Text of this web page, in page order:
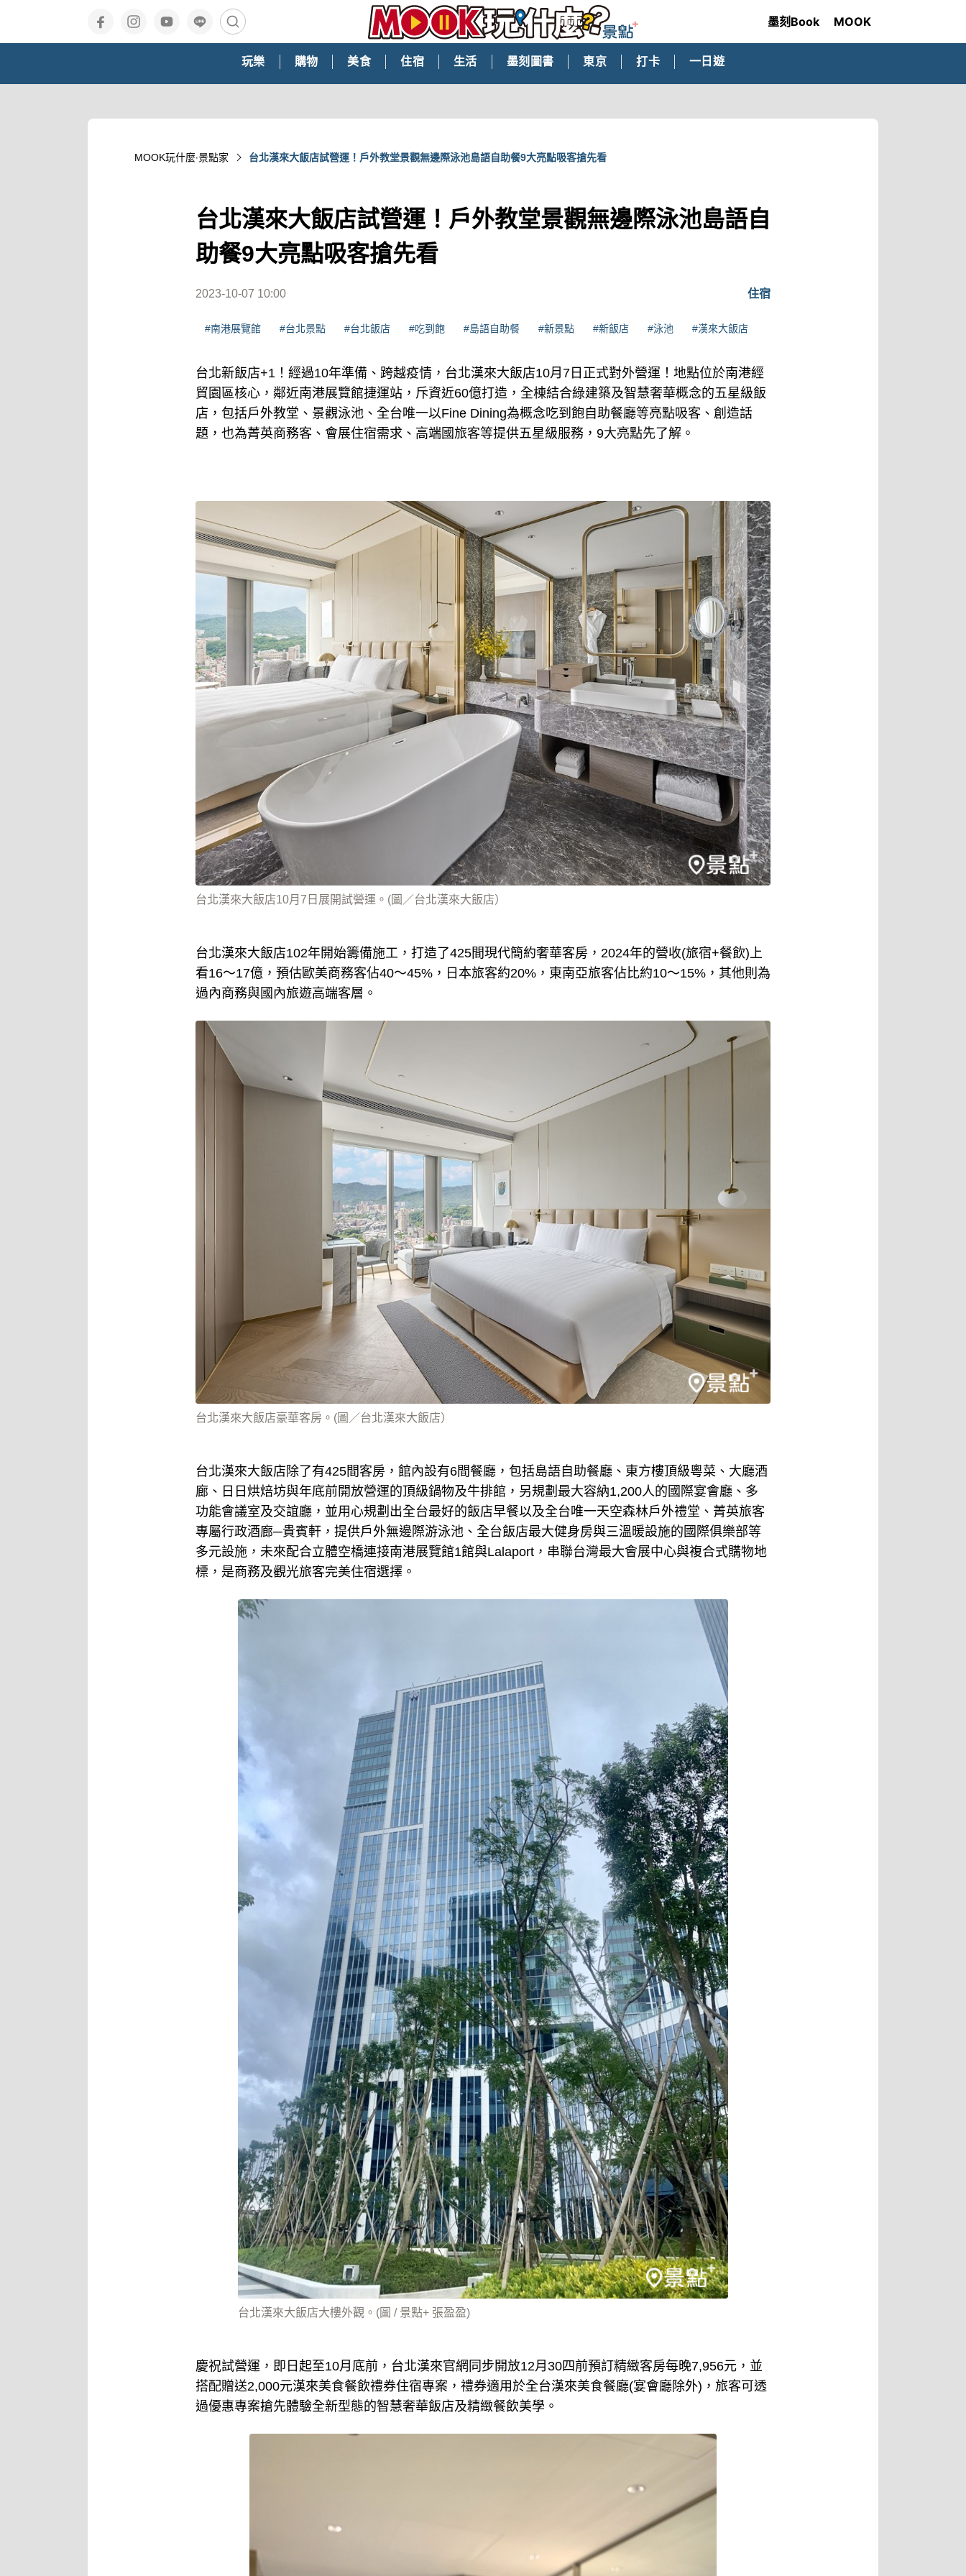
墨刻Book MOOK
玩樂 購物 美食 住宿 生活 墨刻圖書 東京 打卡 一日遊
MOOK玩什麼‧景點家 台北漢來大飯店試營運！戶外教堂景觀無邊際泳池島語自助餐9大亮點吸客搶先看
台北漢來大飯店試營運！戶外教堂景觀無邊際泳池島語自
助餐9大亮點吸客搶先看
2023-10-07 10:00 住宿
#南港展覽館 #台北景點 #台北飯店 #吃到飽 #島語自助餐 #新景點 #新飯店 #泳池 #漢來大飯店
台北新飯店+1！經過10年準備、跨越疫情，台北漢來大飯店10月7日正式對外營運！地點位於南港經
貿園區核心，鄰近南港展覽館捷運站，斥資近60億打造，全棟結合綠建築及智慧奢華概念的五星級飯
店，包括戶外教堂、景觀泳池、全台唯一以Fine Dining為概念吃到飽自助餐廳等亮點吸客、創造話
題，也為菁英商務客、會展住宿需求、高端國旅客等提供五星級服務，9大亮點先了解。
台北漢來大飯店10月7日展開試營運。(圖／台北漢來大飯店）
台北漢來大飯店102年開始籌備施工，打造了425間現代簡約奢華客房，2024年的營收(旅宿+餐飲)上
看16～17億，預估歐美商務客佔40～45%，日本旅客約20%，東南亞旅客佔比約10～15%，其他則為
過內商務與國內旅遊高端客層。
台北漢來大飯店豪華客房。(圖／台北漢來大飯店）
台北漢來大飯店除了有425間客房，館內設有6間餐廳，包括島語自助餐廳、東方樓頂級粵菜、大廳酒
廊、日日烘焙坊與年底前開放營運的頂級鍋物及牛排館，另規劃最大容納1,200人的國際宴會廳、多
功能會議室及交誼廳，並用心規劃出全台最好的飯店早餐以及全台唯一天空森林戶外禮堂、菁英旅客
專屬行政酒廊─貴賓軒，提供戶外無邊際游泳池、全台飯店最大健身房與三溫暖設施的國際俱樂部等
多元設施，未來配合立體空橋連接南港展覽館1館與Lalaport，串聯台灣最大會展中心與複合式購物地
標，是商務及觀光旅客完美住宿選擇。
台北漢來大飯店大樓外觀。(圖 / 景點+ 張盈盈)
慶祝試營運，即日起至10月底前，台北漢來官網同步開放12月30四前預訂精緻客房每晚7,956元，並
搭配贈送2,000元漢來美食餐飲禮券住宿專案，禮券適用於全台漢來美食餐廳(宴會廳除外)，旅客可透
過優惠專案搶先體驗全新型態的智慧奢華飯店及精緻餐飲美學。